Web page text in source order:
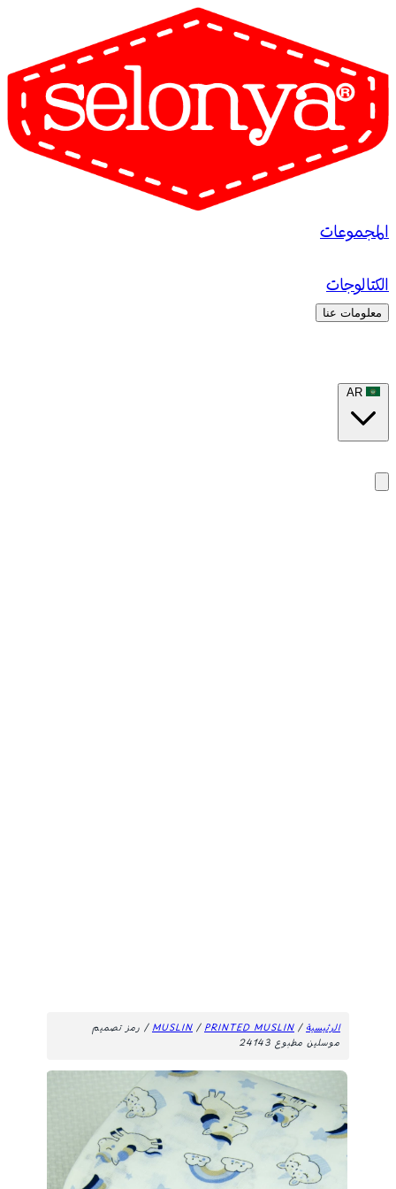
المجموعات
الكتالوجات
معلومات عنا
الرئيسية/
MUSLIN /PRINTED MUSLIN
/ رمز تصميم
موسلين مطبوع 24143